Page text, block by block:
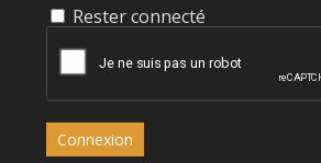
Rester connecté
Connexion